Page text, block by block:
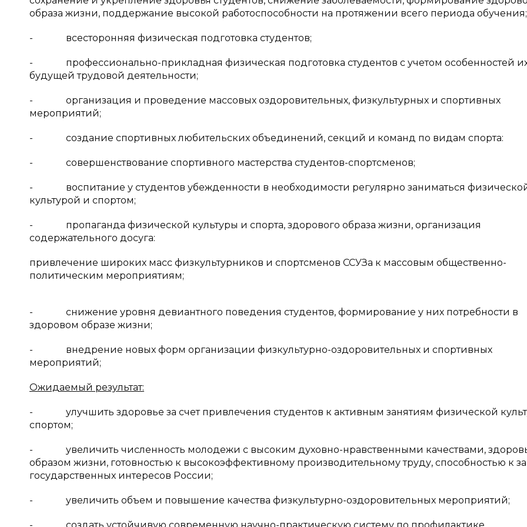
образа жизни, поддержание высокой работоспособности на протяжении всего периода обучения;
- всесторонняя физическая подготовка студентов;
- профессионально-прикладная физическая подготовка студентов с учетом особенностей
будущей трудовой деятельности;
- организация и проведение массовых оздоровительных, физкультурных и спортивных
мероприятий;
- создание спортивных любительских объединений, секций и команд по видам спорта:
- совершенствование спортивного мастерства студентов-спортсменов;
- воспитание у студентов убежденности в необходимости регулярно заниматься
культурой и спортом;
- пропаганда физической культуры и спорта, здорового образа жизни, организация
содержательного досуга:
привлечение широких масс физкультурников и спортсменов ССУЗа к массовым общественно-
политическим мероприятиям;
- снижение уровня девиантного поведения студентов, формирование у них потребности в
здоровом образе жизни;
- внедрение новых форм организации физкультурно-оздоровительных и спортивных
мероприятий;
Ожидаемый результат:
- улучшить здоровье за счет привлечения студентов к активным занятиям физической
спортом;
- увеличить численность молодежи с высоким духовно-нравственными качествами,
образом жизни, готовностью к высокоэффективному производительному труду, способностью к
государственных интересов России;
- увеличить объем и повышение качества физкультурно-оздоровительных мероприятий;